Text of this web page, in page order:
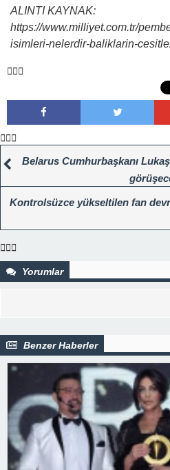
ALINTI KAYNAK:
https://www.milliyet.com.tr/
isimleri-nelerdir-baliklarin-
Belarus Cumhurbaşkanı
Kontrolsüzce yükseltilen fan
Yorumlar
Benzer Haberler